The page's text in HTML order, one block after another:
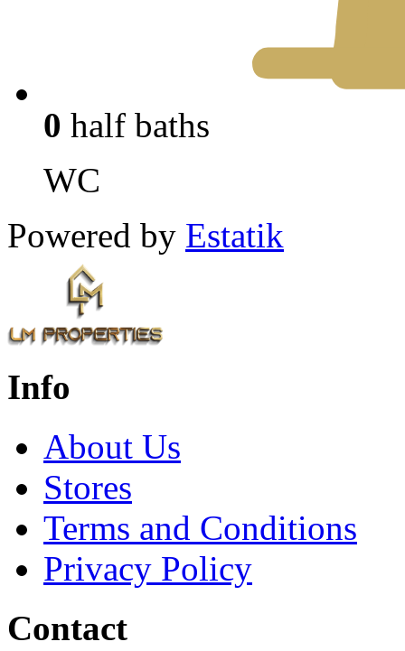
0 half baths
WC
Powered by Estatik
Info
About Us
Stores
Terms and Conditions
Privacy Policy
Contact